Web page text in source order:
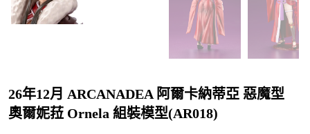
26年12月 ARCANADEA 阿爾卡納蒂亞 惡魔型
奧爾妮菈 Ornela 組裝模型(AR018)